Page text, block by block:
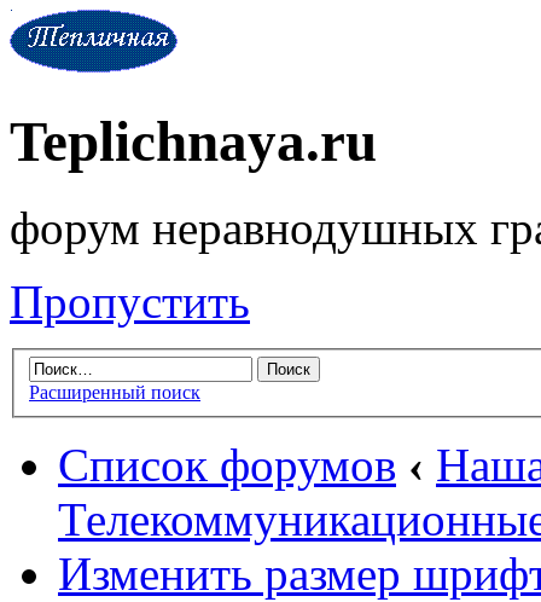
Teplichnaya.ru
форум неравнодушных
Пропустить
Расширенный поиск
Список форумов ‹
Изменить размер